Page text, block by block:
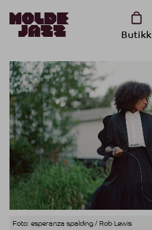
Butikk
Foto: esperanza spalding / Rob Lewis